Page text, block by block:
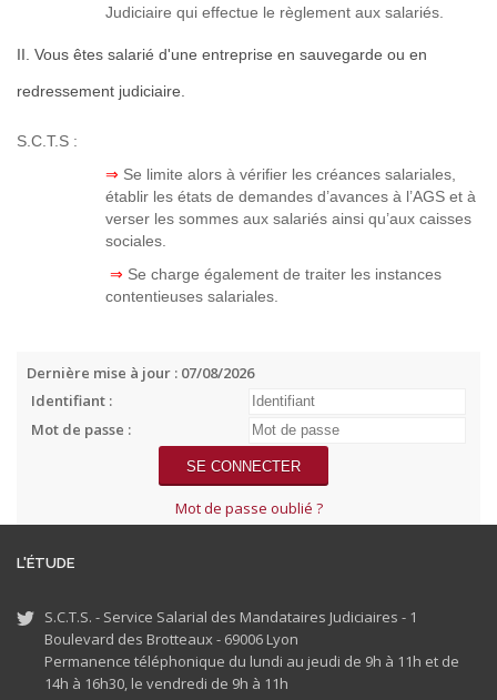
Judiciaire qui effectue le règlement aux salariés.
II. Vous êtes salarié d'une entreprise en sauvegarde ou en
redressement judiciaire.
S.C.T.S :
⇒ Se limite alors à vérifier les créances salariales,
établir les états de demandes d’avances à l’AGS et à
verser les sommes aux salariés ainsi qu’aux caisses
sociales.
⇒ Se charge également de traiter les instances
contentieuses salariales.
Dernière mise à jour : 07/08/2026
Identifiant :
Mot de passe :
Mot de passe oublié ?
L'ÉTUDE
S.C.T.S. - Service Salarial des Mandataires Judiciaires - 1
Boulevard des Brotteaux - 69006 Lyon
Permanence téléphonique du lundi au jeudi de 9h à 11h et de
14h à 16h30, le vendredi de 9h à 11h